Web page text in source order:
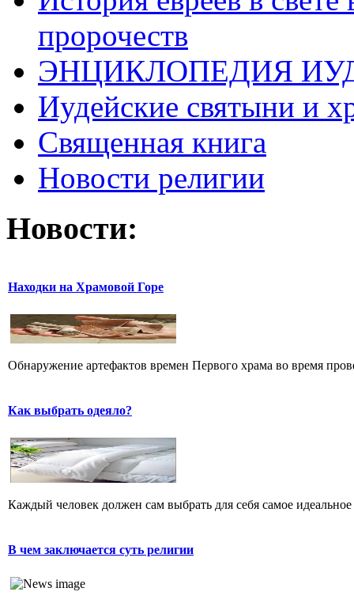
пророчеств
ЭНЦИКЛОПЕДИЯ
Иудейские святыни и
Священная книга
Новости религии
Новости:
Находки на Храмовой Горе
Обнаружение артефактов времен Первого храма во время
Как выбрать одеяло?
Каждый человек должен сам выбрать для себя самое
В чем заключается суть религии